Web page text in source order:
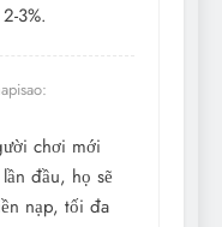
3%.
chơi mới
đầu, họ sẽ
nạp, tối đa